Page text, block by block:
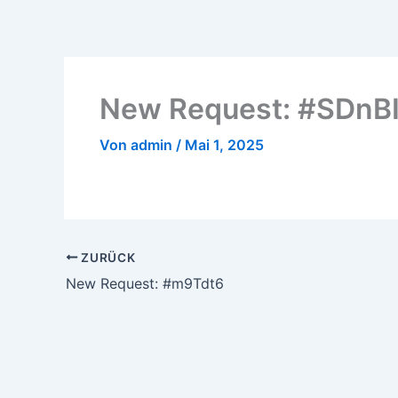
New Request:
Von admin / Mai 1, 2025
ZURÜCK
New Request: #m9Tdt6